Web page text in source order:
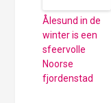
Ålesund in de
winter is een
sfeervolle
Noorse
fjordenstad